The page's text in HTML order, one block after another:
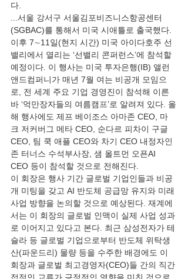
다.
...서울 강서구 서울김포비즈니스항공센터
(SGBAC)를 통해서 미국 시애틀로 출국했다.
이후 7∼11일(현지 시간) 미국 아이다호주 선
밸리에서 열리는 ‘선밸리 콘퍼런스’에 참석할
예정이다. 이 행사는 미국 투자은행(IB) 앨런
앤드컴퍼니가 매년 7월 여는 비공개 모임으
로, 전 세계 주요 기업 경영진이 참석해 이른
바 ‘억만장자들의 여름캠프’로 알려져 있다. 올
해 행사에도 제프 베이조스 아마존 CEO, 마
크 저커버그 메타 CEO, 순다르 피차이 구글
CEO, 팀 쿡 애플 CEO와 차기 CEO 내정자인
존 터너스 수석부사장, 샘 올트먼 오픈AI
CEO 등이 참석할 것으로 전해진다.
이 회장은 행사 기간 글로벌 기업인들과 비공
개 미팅을 갖고 AI 반도체 공급망 유지와 미래
사업 방향을 논의할 것으로 예상된다. 재계에
서는 이 회장의 글로벌 인맥이 실제 사업 성과
로 이어지고 있다고 본다. 최근 삼성전자가 테
슬라 등 글로벌 기업으로부터 반도체 위탁생
산(파운드리) 물량 등을 수주한 배경에도 이
회장과 글로벌 최고경영자(CEO)들 간의 직간